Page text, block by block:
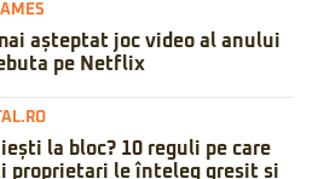
așteptat joc video al anului
pe Netflix
la bloc? 10 reguli pe care
proprietari le înțeleg greșit și